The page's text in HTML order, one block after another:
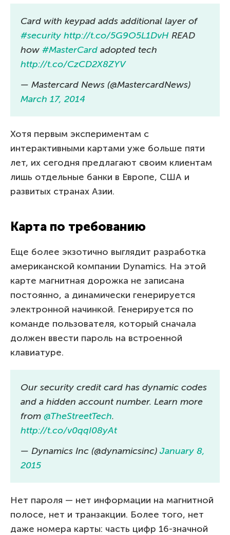
Card with keypad adds additional layer of
#security http://t.co/5G9O5L1DvH READ
how #MasterCard adopted tech
http://t.co/CzCD2X8ZYV
— Mastercard News (@MastercardNews)
March 17, 2014
Хотя первым экспериментам с
интерактивными картами уже больше пяти
лет, их сегодня предлагают своим клиентам
лишь отдельные банки в Европе, США и
развитых странах Азии.
Карта по требованию
Еще более экзотично выглядит разработка
американской компании Dynamics. На этой
карте магнитная дорожка не записана
постоянно, а динамически генерируется
электронной начинкой. Генерируется по
команде пользователя, который сначала
должен ввести пароль на встроенной
клавиатуре.
Our security credit card has dynamic codes
and a hidden account number. Learn more
from @TheStreetTech.
http://t.co/v0qqI08yAt
— Dynamics Inc (@dynamicsinc) January 8,
2015
Нет пароля — нет информации на магнитной
полосе, нет и транзакции. Более того, нет
даже номера карты: часть цифр 16-значной